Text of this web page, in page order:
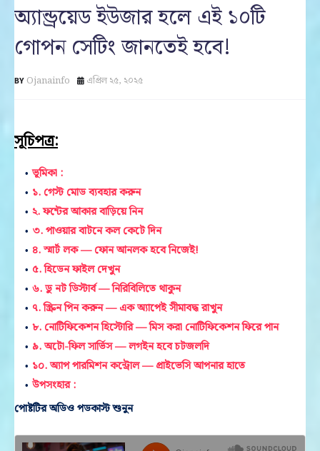
অ্যান্ড্রয়েড ইউজার হলে এই ১০টি
গোপন সেটিং জানতেই হবে!
Ojanainfo এপ্রিল ২৫, ২০২৫
সূচিপত্র:
ভূমিকা :
১. গেস্ট মোড ব্যবহার করুন
২. ফন্টের আকার বাড়িয়ে নিন
৩. পাওয়ার বাটনে কল কেটে দিন
৪. স্মার্ট লক — ফোন আনলক হবে নিজেই!
৫. হিডেন ফাইল দেখুন
৬. ডু নট ডিস্টার্ব — নিরিবিলিতে থাকুন
৭. স্ক্রিন পিন করুন — এক অ্যাপেই সীমাবদ্ধ রাখুন
৮. নোটিফিকেশন হিস্টোরি — মিস করা নোটিফিকেশন ফিরে পান
৯. অটো-ফিল সার্ভিস — লগইন হবে চটজলদি
১০. অ্যাপ পারমিশন কন্ট্রোল — প্রাইভেসি আপনার হাতে
উপসংহার :
পোষ্টটির অডিও পডকাস্ট শুনুন